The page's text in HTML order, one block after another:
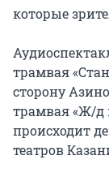
которые
трамвая
сторону
трамвая «Ж/д
происходит
театров